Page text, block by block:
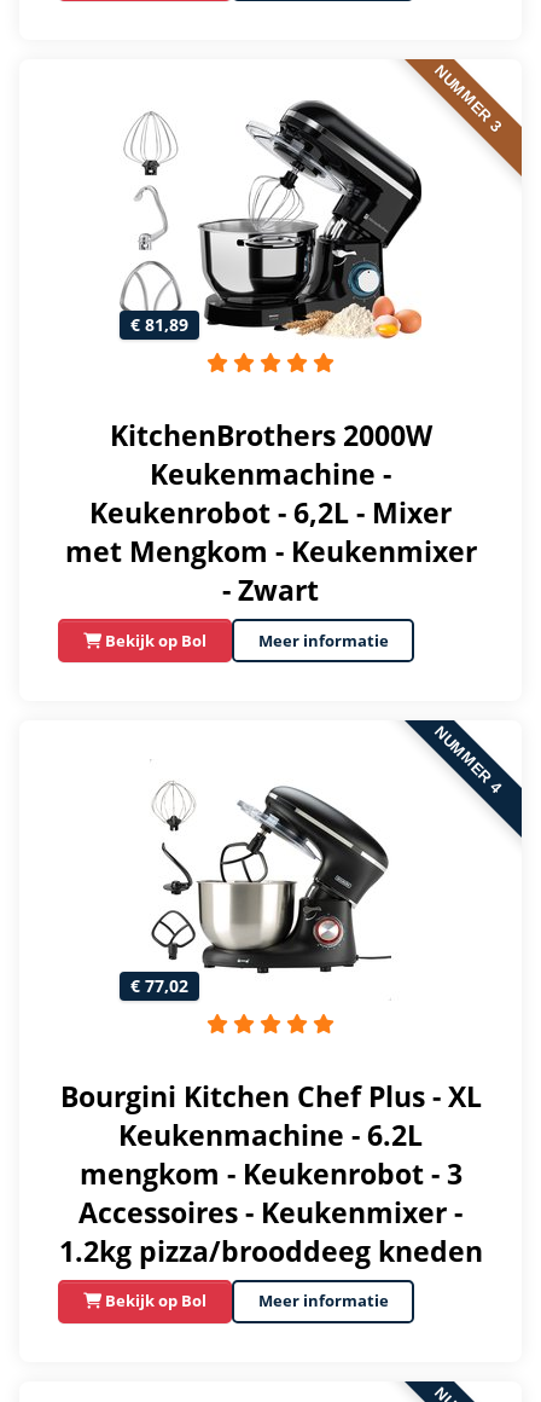
NUMMER 3
€ 81,89
KitchenBrothers 2000W
Keukenmachine -
Keukenrobot - 6,2L - Mixer
met Mengkom - Keukenmixer
- Zwart
Bekijk op Bol Meer informatie
NUMMER 4
€ 77,02
Bourgini Kitchen Chef Plus - XL
Keukenmachine - 6.2L
mengkom - Keukenrobot - 3
Accessoires - Keukenmixer -
1.2kg pizza/brooddeeg kneden
Bekijk op Bol Meer informatie